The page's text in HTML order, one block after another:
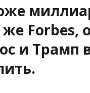
Forbes,
и Трамп